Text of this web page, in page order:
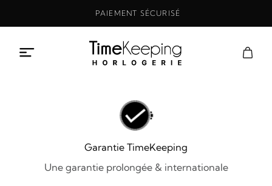
PAIEMENT SÉCURISÉ
Garantie TimeKeeping
Une garantie prolongée & internationale